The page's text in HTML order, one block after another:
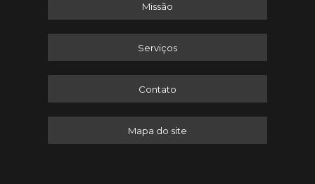
Missão
Serviços
Contato
Mapa do site